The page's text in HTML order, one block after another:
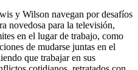
y Wilson navegan por desafíos
novedosa para la televisión,
en el lugar de trabajo, como
de mudarse juntas en el
que trabajar en sus